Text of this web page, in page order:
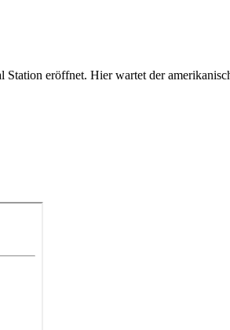
eröffnet. Hier wartet der